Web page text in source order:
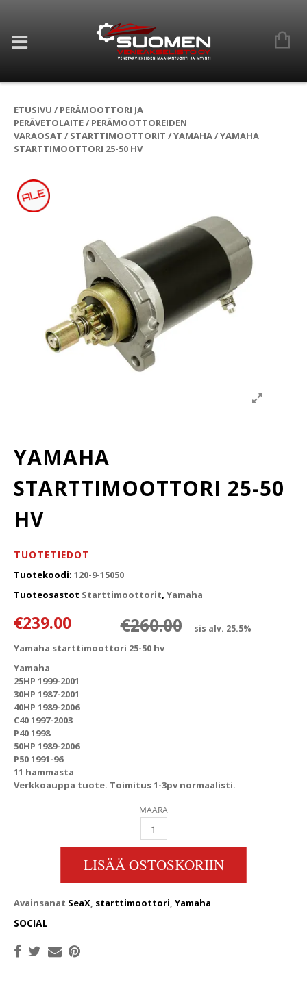
ETUSIVU / PERÄMOOTTORI JA
PERÄVETOLAITE/ PERÄMOOTTOREIDEN
VARAOSAT / STARTTIMOOTTORIT /YAMAHA/ YAMAHA
STARTTIMOOTTORI 25-50 HV
YAMAHA
STARTTIMOOTTORI 25-50
HV
TUOTETIEDOT
Tuotekoodi: 120-9-15050
Tuoteosastot Starttimoottorit, Yamaha
€260.00
€239.00 Nykyinen
sis alv. 25.5%
Yamaha starttimoottori 25-50 hv
Yamaha
25HP 1999-2001
30HP 1987-2001
40HP 1989-2006
C40 1997-2003
P40 1998
50HP 1989-2006
P50 1991-96
11 hammasta
Verkkoauppa tuote. Toimitus 1-3pv normaalisti.
MÄÄRÄ
YAMAHA STARTTIMOOTTORI 25-50 HV
LISÄÄ OSTOSKORIIN
Avainsanat SeaX, starttimoottori, Yamaha
SOCIAL